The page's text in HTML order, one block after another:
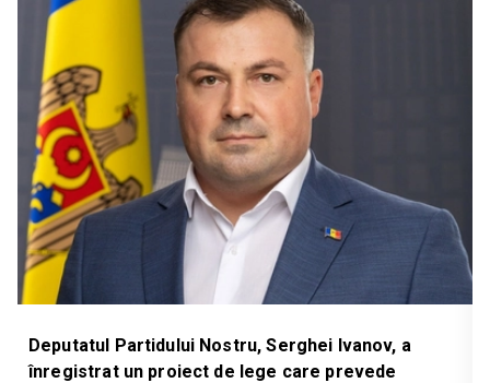
a
Constantin Cuiumju, deputat Partidul
16 milioane de lei pe an pentru chiriile